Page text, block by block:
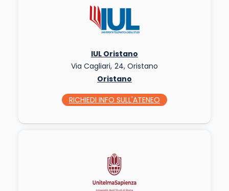
IUL Oristano
Via Cagliari, 24, Oristano
Oristano
RICHIEDI INFO SULL'ATENEO